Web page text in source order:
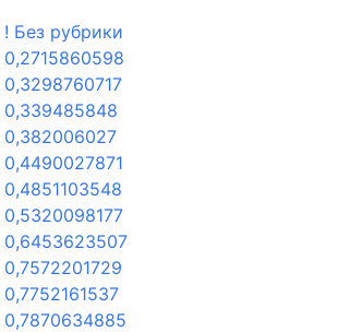
! Без рубрики
0,2715860598
0,3298760717
0,339485848
0,382006027
0,4490027871
0,4851103548
0,5320098177
0,6453623507
0,7572201729
0,7752161537
0,7870634885